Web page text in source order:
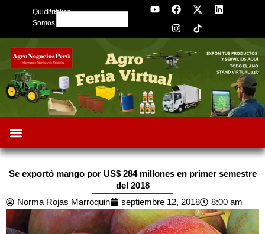
Quienes
Somos
Publica
Search
Y
o
b
e
F
a
c
e
o
o
k
X
-
t
w
t
L
i
d
n
I
n
s
t
g
r
a
Se exportó mango por US$ 284 millones en primer semestre
del 2018
Norma Rojas Marroquin
septiembre 12, 2018 8:00 am